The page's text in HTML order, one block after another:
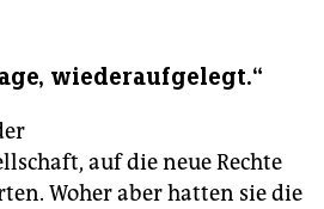
wiederaufgelegt.“
auf die neue Rechte
Woher aber hatten sie die